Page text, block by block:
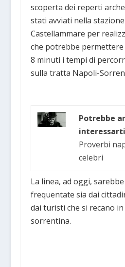
scoperta dei reperti
stati avviati nella
Castellammare per
che potrebbe
8 minuti i tempi di
sulla tratta Napoli-
Potrebbe
Proverbi
celebri
La linea, ad oggi,
frequentate sia dai
dai turisti che si recano
sorrentina.